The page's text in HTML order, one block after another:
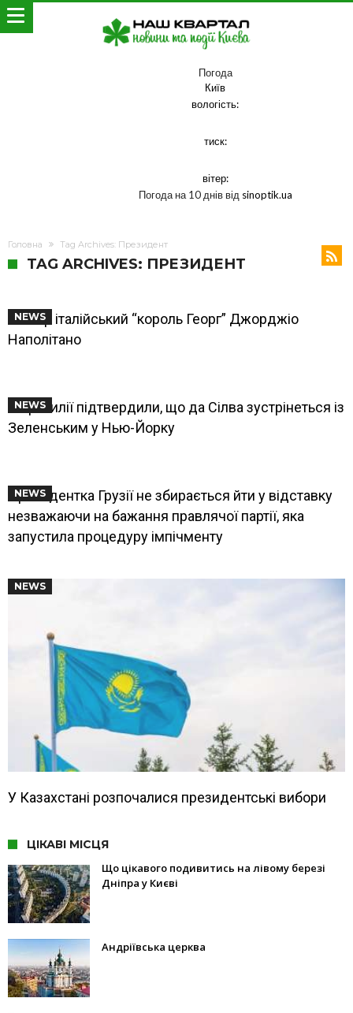
Погода
Київ
вологість:
тиск:
вітер:
Погода на 10 днів від sinoptik.ua
Головна Tag Archives: Президент
TAG ARCHIVES: ПРЕЗИДЕНТ
NEWS
Помер італійський “король Георг” Джорджіо
Наполітано
NEWS
У Бразилії підтвердили, що да Сілва зустрінеться із
Зеленським у Нью-Йорку
NEWS
Президентка Грузії не збирається йти у відставку
незважаючи на бажання правлячої партії, яка
запустила процедуру імпічменту
NEWS
У Казахстані розпочалися президентські вибори
ЦІКАВІ МІСЦЯ
Що цікавого подивитись на лівому березі
Дніпра у Києві
Андріївська церква